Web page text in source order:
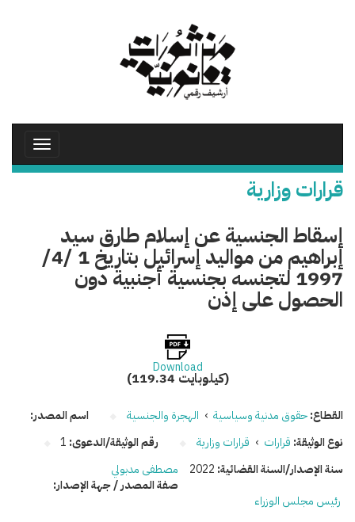
Toggle
قرارات وزارية
إسقاط الجنسية عن إسلام طارق سيد
إبراهيم من مواليد إسرائيل بتاريخ 1 /4/
1997 لتجنسه بجنسية أجنبية دون
الحصول على إذن
Download
(119.34 كيلوبايت)
القطاع:حقوق مدنية وسياسية › الهجرة والجنسية
نوع الوثيقة: قرارات › قرارات وزارية رقم الوثيقة/الدعوى: 1
سنة الإصدار/السنة القضائية: 2022
اسم المصدر:
مصطفى مدبولي
صفة المصدر / جهة الإصدار:
رئيس مجلس الوزراء